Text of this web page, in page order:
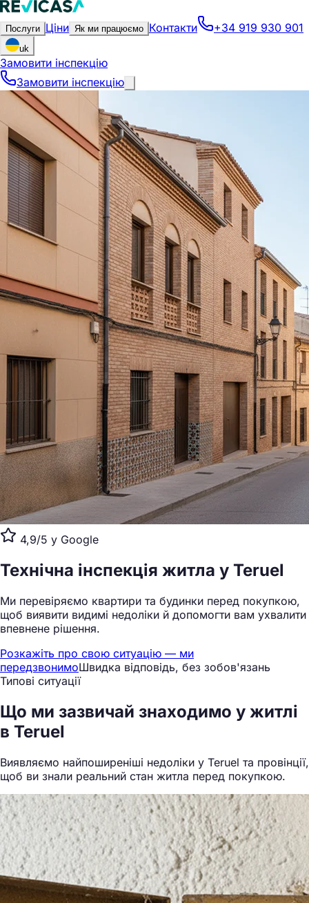
Послуги Ціни Як ми працюємо Контакти +34 919 930 901
uk
Замовити інспекцію
Замовити інспекцію
4,9/5 у Google
Технічна інспекція житла у Teruel
Ми перевіряємо квартири та будинки перед покупкою,
щоб виявити видимі недоліки й допомогти вам ухвалити
впевнене рішення.
Розкажіть про свою ситуацію — ми
передзвонимоШвидка відповідь, без зобов'язань
Типові ситуації
Що ми зазвичай знаходимо у житлі
в Teruel
Виявляємо найпоширеніші недоліки у Teruel та провінції,
щоб ви знали реальний стан житла перед покупкою.